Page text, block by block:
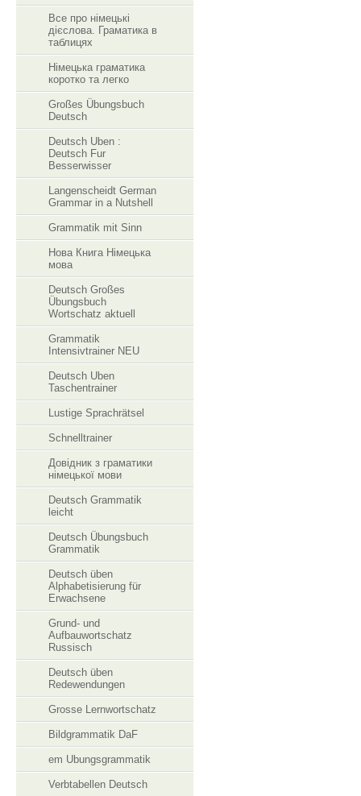
Все про німецькі
дієслова. Граматика в
таблицях
Німецька граматика
коротко та легко
Großes Übungsbuch
Deutsch
Deutsch Uben :
Deutsch Fur
Besserwisser
Langenscheidt German
Grammar in a Nutshell
Grammatik mit Sinn
Нова Книга Німецька
мова
Deutsch Großes
Übungsbuch
Wortschatz aktuell
Grammatik
Intensivtrainer NEU
Deutsch Uben
Taschentrainer
Lustige Sprachrätsel
Schnelltrainer
Довідник з граматики
німецької мови
Deutsch Grammatik
leicht
Deutsch Übungsbuch
Grammatik
Deutsch üben
Alphabetisierung für
Erwachsene
Grund- und
Aufbauwortschatz
Russisch
Deutsch üben
Redewendungen
Grosse Lernwortschatz
Bildgrammatik DaF
em Ubungsgrammatik
Verbtabellen Deutsch